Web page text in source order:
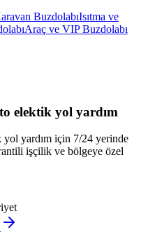
BuzdolabıIsıtma ve
Araç ve VIP Buzdolabı
elektik yol yardım
yardım için 7/24 yerinde
işçilik ve bölgeye özel